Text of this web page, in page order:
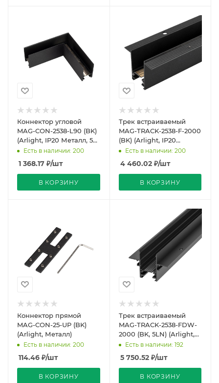
Коннектор угловой
MAG-CON-2538-L90 (BK)
(Arlight, IP20 Металл, 5
лет)Есть в наличии: 200
1 368.17 ₽/шт
В КОРЗИНУ
Трек встраиваемый
MAG-TRACK-2538-F-2000
(BK) (Arlight, IP20
Металл, 5 лет)
Есть в наличии: 200
4 460.02₽/шт
В КОРЗИНУ
Коннектор прямой
MAG-CON-25-UP (BK)
(Arlight, Металл)
Есть в наличии: 200
114.46 ₽/шт
В КОРЗИНУ
Трек встраиваемый
MAG-TRACK-2538-FDW-
2000 (BK, 5LN) (Arlight,
IP20 Металл, 5 лет)
Есть в наличии: 192
5 750.52₽/шт
В КОРЗИНУ